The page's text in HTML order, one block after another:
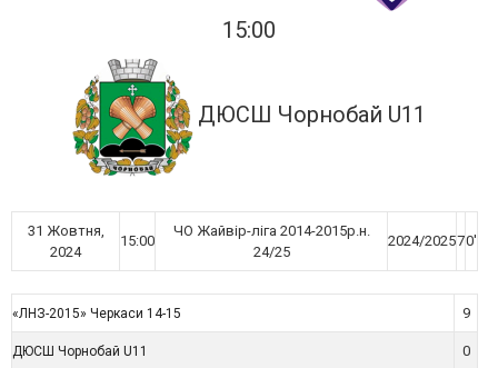
15:00
ДЮСШ Чорнобай U11
31 Жовтня,
2024
15:00
ЧО Жайвір-ліга 2014-2015р.н.
24/25
2024/202570'
«ЛНЗ-2015» Черкаси 14-15 9
ДЮСШ Чорнобай U11 0